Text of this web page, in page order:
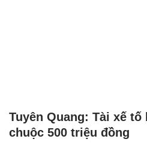
Tuyên Quang: Tài xế
chuộc 500 triệu đồng